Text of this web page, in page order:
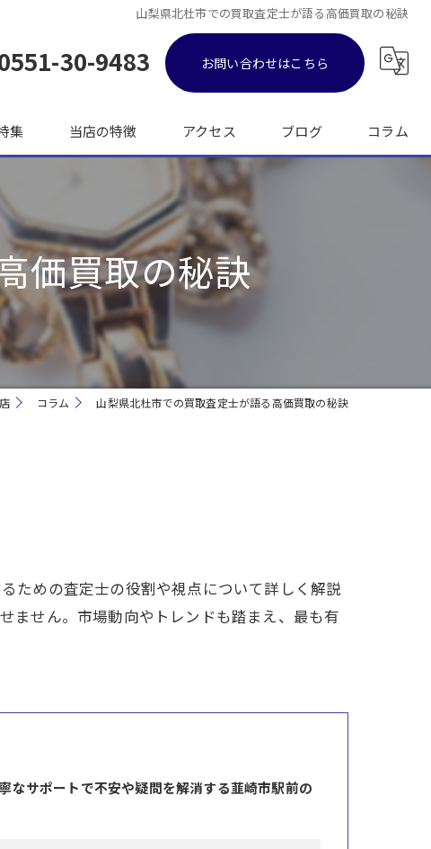
山梨県北杜市での買取査定士が語る高価買取の秘訣
30-9483 お問い合わせはこちら
集 当店の特徴
ブランド品
バッグ
時計
出張
アクセス ブログ コラム
価買取の秘訣
コラム 山梨県北杜市での買取査定士が語る高価買取の秘訣
ための査定士の役割や視点について詳しく解説
ません。市場動向やトレンドも踏まえ、最も有
なサポートで不安や疑問を解消する韮崎市駅前の